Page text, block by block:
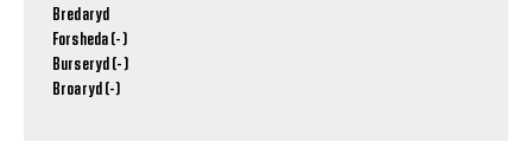
Bredaryd
Forsheda (-)
Burseryd (-)
Broaryd (-)